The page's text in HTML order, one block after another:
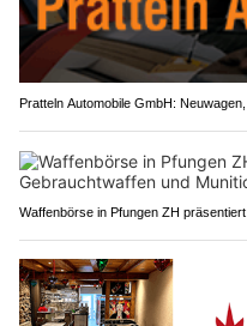
Pratteln Automobile GmbH:
Waffenbörse in Pfungen ZH